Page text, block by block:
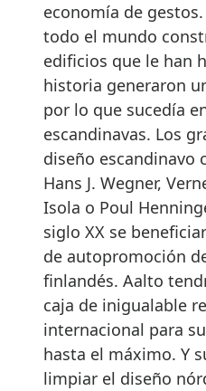
economía de
todo el mundo
edificios que le han
historia generaron
por lo que sucedía
escandinavas. Los
diseño escandinavo
Hans J. Wegner,
Isola o Poul
siglo XX se
de autopromoción
finlandés. Aalto
caja de inigualable
internacional para
hasta el máximo. Y
limpiar el diseño